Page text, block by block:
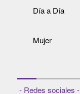
Día a Día
Mujer
- Redes sociales -